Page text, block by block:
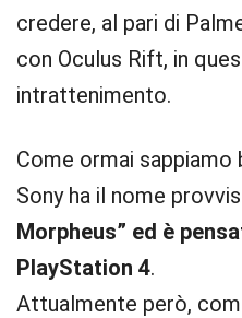
credere, al pari di
con Oculus Rift, in
intrattenimento.
Come ormai sappiamo
Sony ha il nome
Morpheus” ed è
PlayStation 4.
Attualmente però,